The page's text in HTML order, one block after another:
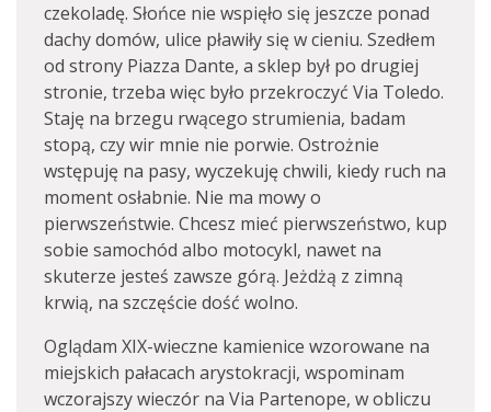
czekoladę. Słońce nie wspięło się jeszcze ponad
dachy domów, ulice pławiły się w cieniu. Szedłem
od strony Piazza Dante, a sklep był po drugiej
stronie, trzeba więc było przekroczyć Via Toledo.
Staję na brzegu rwącego strumienia, badam
stopą, czy wir mnie nie porwie. Ostrożnie
wstępuję na pasy, wyczekuję chwili, kiedy ruch na
moment osłabnie. Nie ma mowy o
pierwszeństwie. Chcesz mieć pierwszeństwo, kup
sobie samochód albo motocykl, nawet na
skuterze jesteś zawsze górą. Jeżdżą z zimną
krwią, na szczęście dość wolno.
Oglądam XIX-wieczne kamienice wzorowane na
miejskich pałacach arystokracji, wspominam
wczorajszy wieczór na Via Partenope, w obliczu